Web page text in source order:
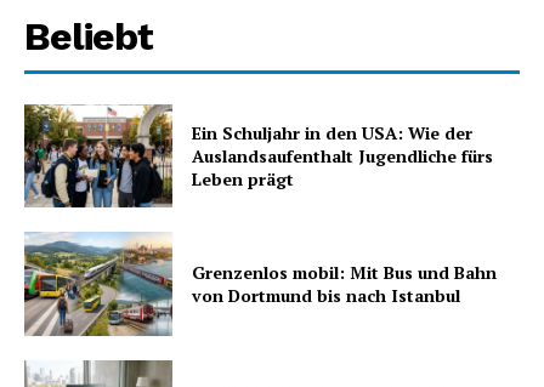
Beliebt
Ein Schuljahr in den USA: Wie der
Auslandsaufenthalt Jugendliche fürs
Leben prägt
Grenzenlos mobil: Mit Bus und Bahn
von Dortmund bis nach Istanbul